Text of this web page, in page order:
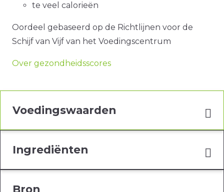
te veel calorieën
Oordeel gebaseerd op de Richtlijnen voor de
Schijf van Vijf van het Voedingscentrum
Over gezondheidsscores
Voedingswaarden
Ingrediënten
Bron